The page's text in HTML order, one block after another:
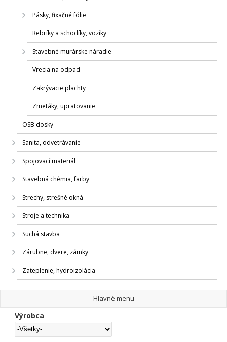
Pásky, fixačné fólie
Rebríky a schodíky, vozíky
Stavebné murárske náradie
Vrecia na odpad
Zakrývacie plachty
Zmetáky, upratovanie
OSB dosky
Sanita, odvetrávanie
Spojovací materiál
Stavebná chémia, farby
Strechy, strešné okná
Stroje a technika
Suchá stavba
Zárubne, dvere, zámky
Zateplenie, hydroizolácia
Hlavné menu
Výrobca